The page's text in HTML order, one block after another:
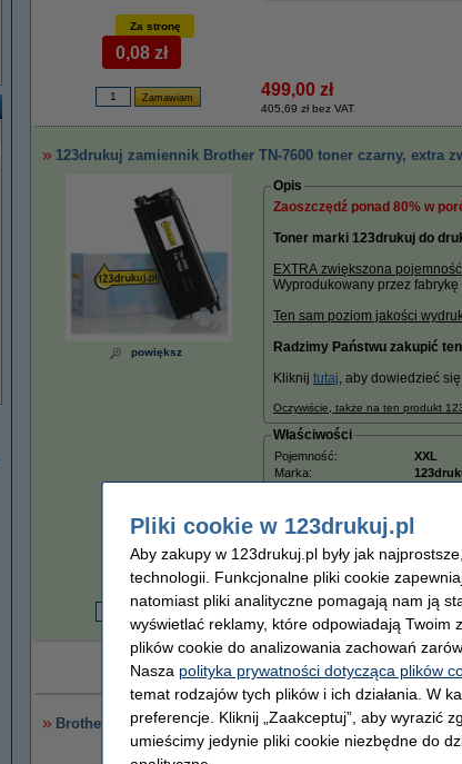
Za stronę
0,08 zł
499,00 zł
405,69 zł bez VAT
123drukuj zamiennik Brother TN-7600 toner czarny, extra
powiększ
Opis
Zaoszczędź ponad 80% w
Toner marki 123drukuj do
EXTRA zwiększona pojemność
Wyprodukowany przez
Ten sam poziom jakości
Radzimy Państwu zakupić
Kliknij tutaj, aby dowiedzieć
Oczywiście, także na ten produkt
Właściwości
Pojemność: XXL
Marka:
0,02 zł
129,00 zł
104,88 zł bez VAT
Dożywotnia gwarancja na tonery marki
Brother DR-7000 bęben światłoczuły / drum, oryginalny
Pliki cookie w 123drukuj.pl
Aby zakupy w 123drukuj.pl były jak
technologii. Funkcjonalne pliki cookie
natomiast pliki analityczne pomagają nam ją
wyświetlać reklamy, które odpowiadają Twoim
plików cookie do analizowania zachowań
Nasza polityka prywatności dotycząca plików
temat rodzajów tych plików i ich działania. W
preferencje. Kliknij „Zaakceptuj”, aby wyrazić
umieścimy jedynie pliki cookie niezbędne do